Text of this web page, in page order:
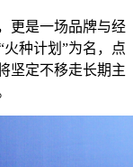
更是一场品牌与经
种计划”为名，点
坚定不移走长期主